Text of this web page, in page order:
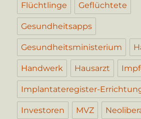
Flüchtlinge Geflüchtete
Gesundheitsapps
Gesundheitsministerium
Handwerk Hausarzt
Implantateregister-
Investoren MVZ